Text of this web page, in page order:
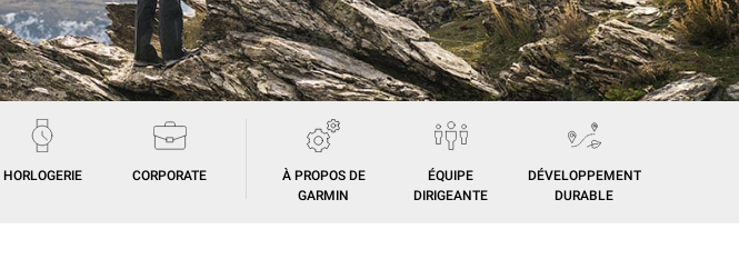
HORLOGERIE CORPORATE
À PROPOS DE
GARMIN
ÉQUIPE
DIRIGEANTE
DÉVELOPPEMENT
DURABLE